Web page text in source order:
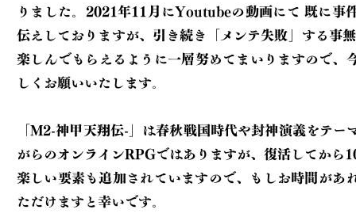
りました。2021年11月にYoutubeの動画にて 既に事件の経緯をお
伝えしておりますが、引き続き「メンテ失敗」する事
楽しんでもらえるように一層努めてまいりますので、
しくお願いいたします。
「M2-神甲天翔伝-」は春秋戦国時代や封神演義をテー
がらのオンラインRPGではありますが、復活してから
楽しい要素も追加されていますので、もしお時間があ
ただけますと幸いです。